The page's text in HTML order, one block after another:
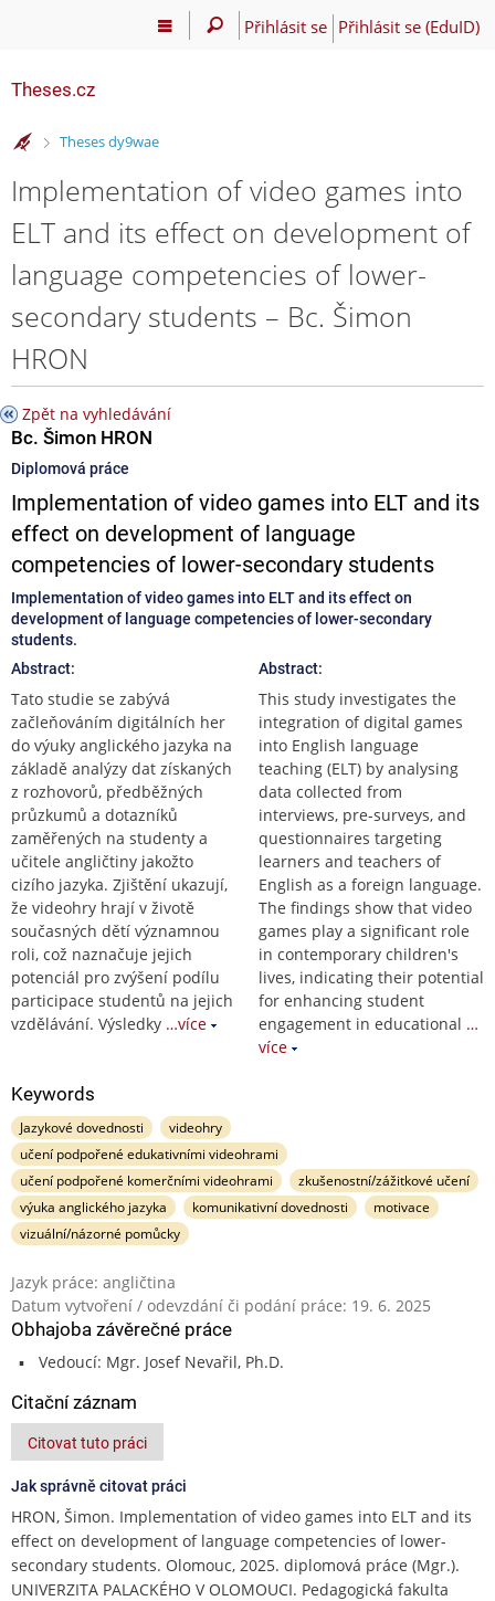
Přihlásit se Přihlásit se (EduID)
Theses.cz
>
Theses dy9wae
Implementation of video games into
ELT and its effect on development of
language competencies of lower-
secondary students – Bc. Šimon
HRON
Zpět na vyhledávání
Bc. Šimon HRON
Diplomová práce
Implementation of video games into ELT and its
effect on development of language
competencies of lower-secondary students
Implementation of video games into ELT and its effect on
development of language competencies of lower-secondary
students.
Abstract:
Tato studie se zabývá
začleňováním digitálních her
do výuky anglického jazyka na
základě analýzy dat získaných
z rozhovorů, předběžných
průzkumů a dotazníků
zaměřených na studenty a
učitele angličtiny jakožto
cizího jazyka. Zjištění ukazují,
že videohry hrají v životě
současných dětí významnou
roli, což naznačuje jejich
potenciál pro zvýšení podílu
participace studentů na jejich
vzdělávání. Výsledky …více
Abstract:
This study investigates the
integration of digital games
into English language
teaching (ELT) by analysing
data collected from
interviews, pre-surveys, and
questionnaires targeting
learners and teachers of
English as a foreign language.
The findings show that video
games play a significant role
in contemporary children's
lives, indicating their potential
for enhancing student
engagement in educational …
více
Keywords
Jazykové dovednosti
videohry
učení podpořené edukativními videohrami
učení podpořené komerčními videohrami
zkušenostní/zážitkové učení
výuka anglického jazyka
komunikativní dovednosti
motivace
vizuální/názorné pomůcky
Jazyk práce: angličtina
Datum vytvoření / odevzdání či podání práce: 19. 6. 2025
Obhajoba závěrečné práce
Vedoucí: Mgr. Josef Nevařil, Ph.D.
Citační záznam
Citovat tuto práci
Jak správně citovat práci
HRON, Šimon. Implementation of video games into ELT and its
effect on development of language competencies of lower-
secondary students. Olomouc, 2025. diplomová práce (Mgr.).
UNIVERZITA PALACKÉHO V OLOMOUCI. Pedagogická fakulta